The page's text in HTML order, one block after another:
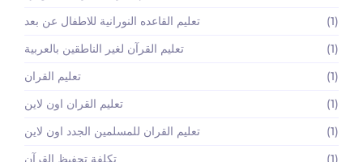
تعليم القاعده النورانية للاطفال عن بعد
(1)
تعليم القرآن لغير الناطقين بالعربية
(1)
تعليم القران
(1)
تعليم القران اون لاين
(1)
تعليم القران للمسلمين الجدد اون لاين
(1)
تكلفة تحفيظ القرآن
(1)